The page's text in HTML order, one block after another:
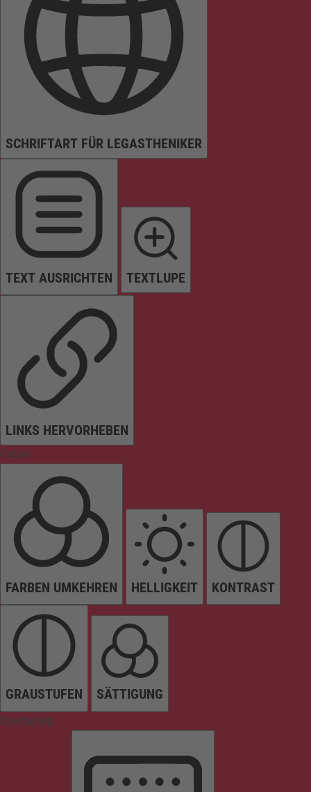
SCHRIFTART FÜR LEGASTHENIKER
TEXT AUSRICHTEN TEXTLUPE
LINKS HERVORHEBEN
Farben
FARBEN UMKEHREN HELLIGKEIT KONTRAST
GRAUSTUFEN SÄTTIGUNG
Orientierung